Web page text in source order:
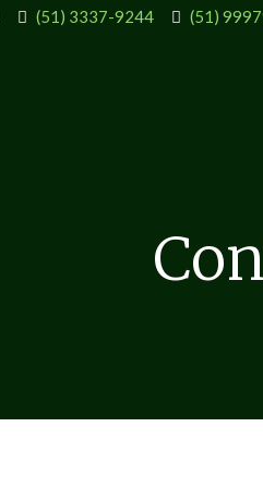
(51) 3337-9244 (51)